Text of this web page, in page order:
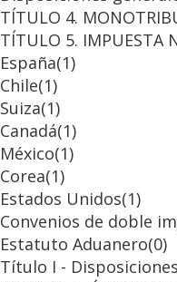
TÍTULO 4.
TÍTULO 5. IMPUESTA
España(1)
Chile(1)
Suiza(1)
Canadá(1)
México(1)
Corea(1)
Estados Unidos(1)
Convenios de doble
Estatuto Aduanero(0)
Título I -